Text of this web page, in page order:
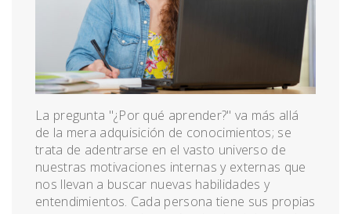
La pregunta "¿Por qué aprender?" va más allá
de la mera adquisición de conocimientos; se
trata de adentrarse en el vasto universo de
nuestras motivaciones internas y externas que
nos llevan a buscar nuevas habilidades y
entendimientos. Cada persona tiene sus propias